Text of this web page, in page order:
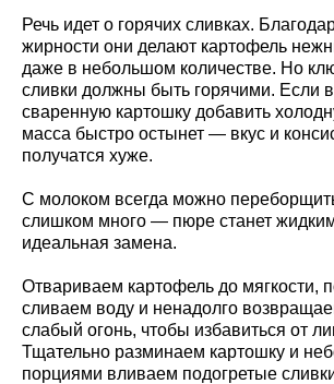
Речь идет о горячих сливках.
жирности они делают картофель
даже в небольшом количестве. Но
сливки должны быть горячими. Если в
сваренную картошку добавить
масса быстро остынет — вкус и
получатся хуже.
С молоком всегда можно
слишком много — пюре станет
идеальная замена.
Отвариваем картофель до мягкости,
сливаем воду и ненадолго
слабый огонь, чтобы избавиться от
Тщательно разминаем картошку и
порциями вливаем подогретые